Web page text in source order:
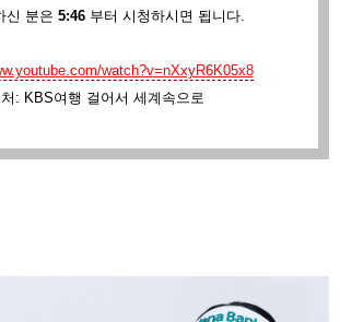
신 분은 5:46 부터 시청하시면 됩니다.
watch?v=nXxyR6K05x8
: KBS여행 걸어서 세계속으로